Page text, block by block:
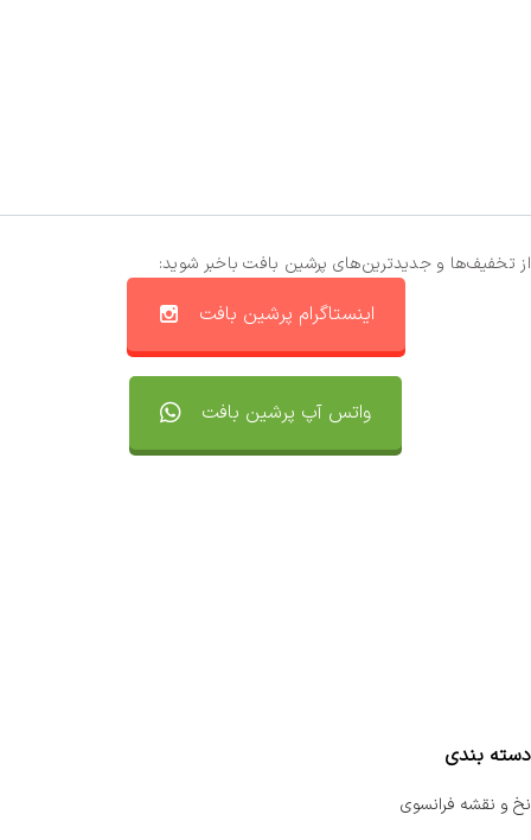
از تخفیف‌ها و جدیدترین‌های پرشین بافت باخبر شوید:
اینستاگرام پرشین بافت
واتس آپ پرشین بافت
دسته بندی
نخ و نقشه فرانسوی